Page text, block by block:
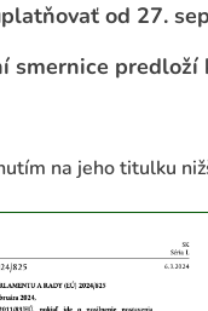
od 27.
smernice
na jeho titulku